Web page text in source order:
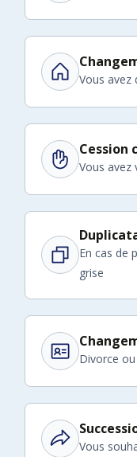
Vous avez
Cession
Vous avez
En cas de
grise
Divorce
Vous